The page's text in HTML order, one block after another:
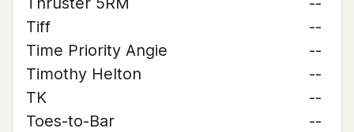
Tiff
--
Time Priority Angie
--
Timothy Helton
--
TK
--
Toes-to-Bar
--